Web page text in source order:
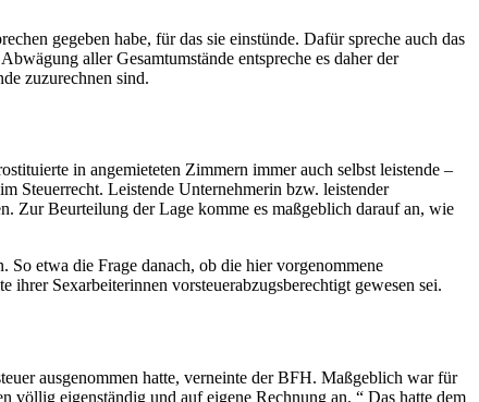
gegeben habe, für das sie einstünde. Dafür spreche auch das
aller Gesamtumstände entspreche es daher der
zuzurechnen sind.
in angemieteten Zimmern immer auch selbst leistende –
Steuerrecht. Leistende Unternehmerin bzw. leistender
Zur Beurteilung der Lage komme es maßgeblich darauf an, wie
etwa die Frage danach, ob die hier vorgenommene
Sexarbeiterinnen vorsteuerabzugsberechtigt gewesen sei.
ausgenommen hatte, verneinte der BFH. Maßgeblich war für
völlig eigenständig und auf eigene Rechnung an. “ Das hatte dem